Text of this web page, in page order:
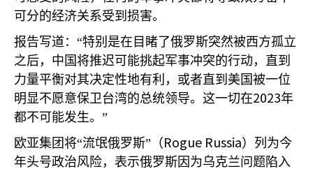
可分的经济关系受到损害。
报告写道：“特别是在目睹了俄罗斯突然被西方孤立
之后，中国将推迟可能挑起军事冲突的行动，直到
力量平衡对其决定性地有利，或者直到美国被一位
明显不愿意保卫台湾的总统领导。这一切在2023年
都不可能发生。”
欧亚集团将“流氓俄罗斯”（ Rogue Russia）列为今
年头号政治风险，表示俄罗斯因为乌克兰问题陷入